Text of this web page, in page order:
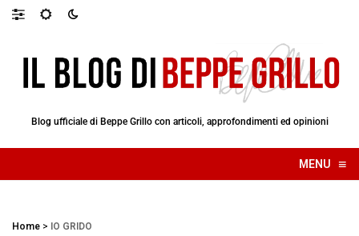
Blog ufficiale di Beppe Grillo con articoli, approfondimenti ed opinioni
MENU ≡
☰
Home > IO GRIDO